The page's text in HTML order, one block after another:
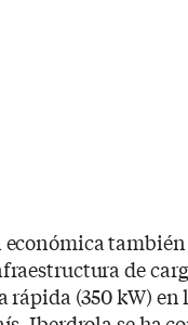
de
rápida (350 kW)